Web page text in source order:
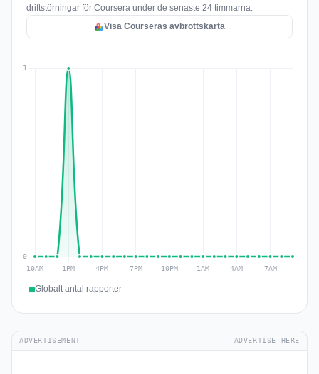
driftstörningar för Coursera under de senaste 24 timmarna.
Visa Courseras avbrottskarta
Globalt antal rapporter
ADVERTISEMENT ADVERTISE HERE